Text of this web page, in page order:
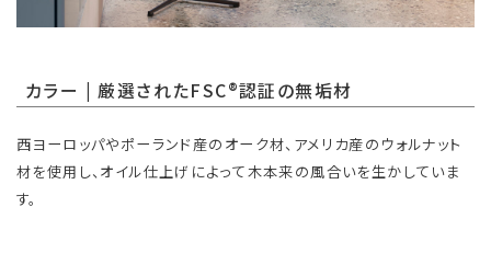
カラー | 厳選されたFSC®認証の無垢材
西ヨーロッパやポーランド産のオーク材、アメリカ産のウォルナット
材を使用し、オイル仕上げによって木本来の風合いを生かしていま
す。